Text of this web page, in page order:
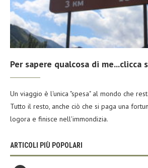
Per sapere qualcosa di
Un viaggio è l'unica "spesa" al mondo che
Tutto il resto, anche ciò che si paga una
logora e finisce nell'immondizia.
ARTICOLI PIÙ POPOLARI